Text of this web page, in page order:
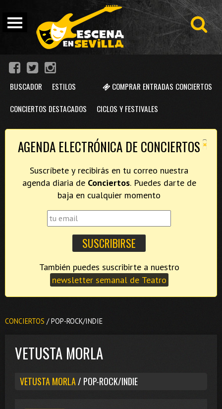
COMPRAR ENTRADAS CONCIERTOS
BUSCADOR ESTILOS
CONCIERTOS DESTACADOS CICLOS Y FESTIVALES
×
AGENDA ELECTRÓNICA DE CONCIERTOS
Suscríbete y recibirás en tu correo nuestra
agenda diaria de Conciertos. Puedes darte de
baja en cualquier momento
newsletter semanal de Teatro
CONCIERTOS / POP-ROCK/INDIE
VETUSTA MORLA
VETUSTA MORLA/ POP-ROCK/INDIE